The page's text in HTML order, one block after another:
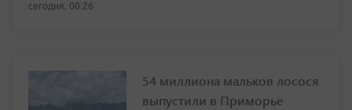
сегодня, 00:26
54 миллиона мальков лосося
выпустили в Приморье